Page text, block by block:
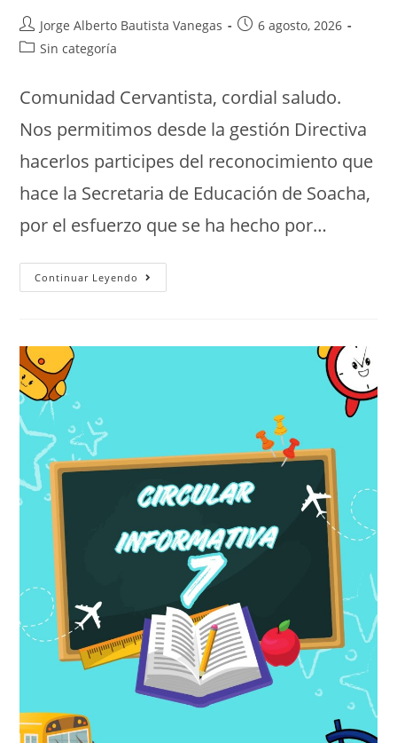
Jorge Alberto Bautista Vanegas
6 agosto, 2026
Sin categoría
Comunidad Cervantista, cordial saludo.
Nos permitimos desde la gestión Directiva
hacerlos participes del reconocimiento que
hace la Secretaria de Educación de Soacha,
por el esfuerzo que se ha hecho por…
Continuar Leyendo